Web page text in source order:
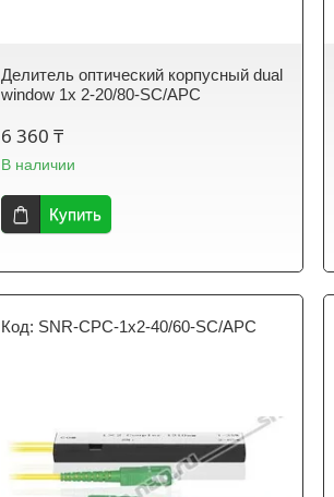
Делитель оптический корпусный dual
window 1х 2-20/80-SC/APC
6 360 ₸
В наличии
Купить
SNR-CPC-1x2-40/60-SC/APC